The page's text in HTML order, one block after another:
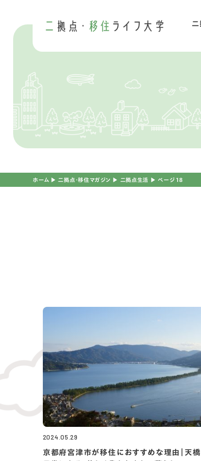
二
ホーム ▶︎ 二拠点・移住マガジン ▶︎ 二拠点生活 ▶︎ ページ 18
2024.05.29
京都府宮津市が移住におすすめな理由｜天